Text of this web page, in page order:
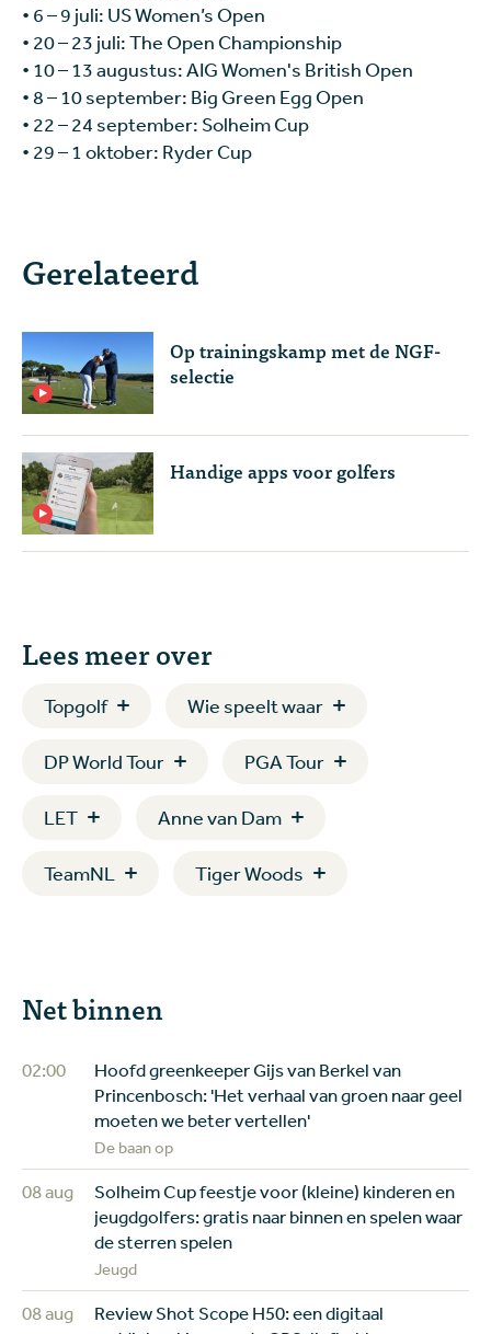
• 6 – 9 juli: US Women’s Open
• 20 – 23 juli: The Open Championship
• 10 – 13 augustus: AIG Women's British Open
•8 – 10 september: Big Green Egg Open
• 22 – 24 september: Solheim Cup
• 29 – 1 oktober: Ryder Cup
Gerelateerd
Op trainingskamp met de NGF-
selectie
Handige apps voor golfers
Lees meer over
Topgolf Wie speelt waar
DP World Tour PGA Tour
LET Anne van Dam
TeamNL Tiger Woods
Net binnen
02:00
Hoofd greenkeeper Gijs van Berkel van
Princenbosch: 'Het verhaal van groen naar geel
moeten we beter vertellen'
De baan op
08 aug
Solheim Cup feestje voor (kleine) kinderen en
jeugdgolfers: gratis naar binnen en spelen waar
de sterren spelen
Jeugd
08 aug
Review Shot Scope H50: een digitaal